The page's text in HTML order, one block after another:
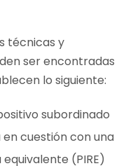
técnicas y
ser encontradas
lo siguiente:
subordinado
cuestión con una
(PIRE)